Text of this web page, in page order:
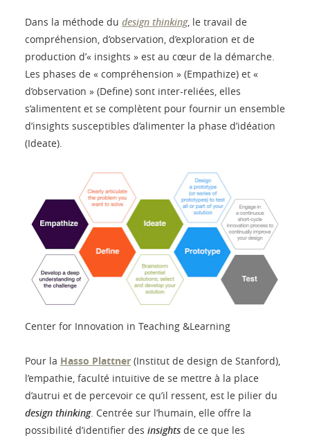
Dans la méthode du design thinking, le travail de
compréhension, d’observation, d’exploration et de
production d’« insights » est au cœur de la démarche.
Les phases de « compréhension » (Empathize) et «
d’observation » (Define) sont inter-reliées, elles
s’alimentent et se complètent pour fournir un ensemble
d’insights susceptibles d’alimenter la phase d’idéation
(Ideate).
Center for Innovation in Teaching &Learning
Pour la Hasso Plattner (Institut de design de Stanford),
l’empathie, faculté intuitive de se mettre à la place
d’autrui et de percevoir ce qu’il ressent, est le pilier du
design thinking. Centrée sur l’humain, elle offre la
possibilité d’identifier des insights de ce que les